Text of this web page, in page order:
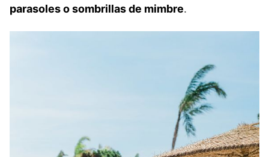
parasoles o sombrillas de mimbre.